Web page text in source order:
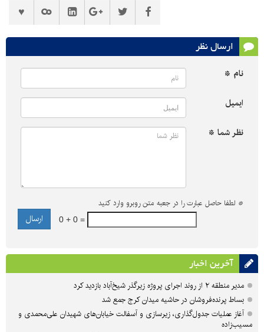
ارسال نظر
نام *
ایمیل
نظر شما *
* لطفا حاصل عبارت را در جعبه متن روبرو وارد کنید
0 + 0 =
آخرین اخبار
مدیر منطقه ۲ از روند اجرای پروژه زیرگذر شیخ‌آباد بازدید کرد
بساط پرنده‌فروشان در حاشیه میدان کرج جمع شد
آغاز عملیات جدول‌گذاری، زیرسازی و آسفالت خیابان‌های شهیدان علی‌محمدی و
مسیب‌زاده